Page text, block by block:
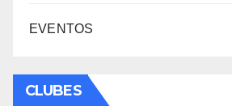
EVENTOS
CLUBES